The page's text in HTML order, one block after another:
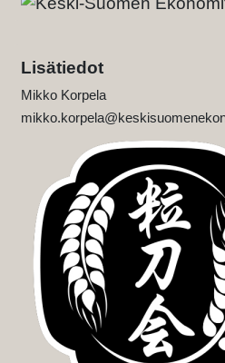
Lisätiedot
Mikko Korpela